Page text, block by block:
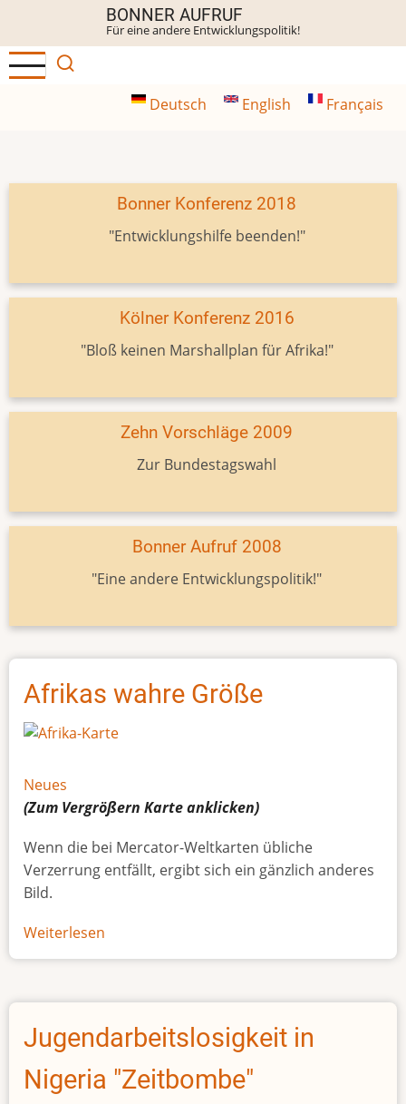
Inhalt
BONNER AUFRUF
Für eine andere Entwicklungspolitik!
Deutsch English Français
Bonner Konferenz 2018
"Entwicklungshilfe beenden!"
Kölner Konferenz 2016
"Bloß keinen Marshallplan für Afrika!"
Zehn Vorschläge 2009
Zur Bundestagswahl
Bonner Aufruf 2008
"Eine andere Entwicklungspolitik!"
Afrikas wahre Größe
Neues
(Zum Vergrößern Karteanklicken)
Wenn die bei Mercator-Weltkarten übliche
Verzerrung entfällt, ergibt sich ein gänzlich anderes
Bild.
Weiterlesen
Afrikas
Größe
Jugendarbeitslosigkeit in
Nigeria "Zeitbombe"